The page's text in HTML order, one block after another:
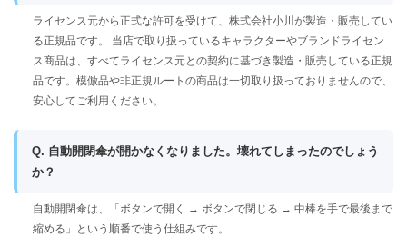
ライセンス元から正式な許可を受けて、株式会社小川が製造・販売してい
る正規品です。 当店で取り扱っているキャラクターやブランドライセン
ス商品は、すべてライセンス元との契約に基づき製造・販売している正規
品です。模倣品や非正規ルートの商品は一切取り扱っておりませんので、
安心してご利用ください。
Q. 自動開閉傘が開かなくなりました。壊れてしまったのでしょう
か？
自動開閉傘は、「ボタンで開く → ボタンで閉じる → 中棒を手で最後まで
縮める」という順番で使う仕組みです。